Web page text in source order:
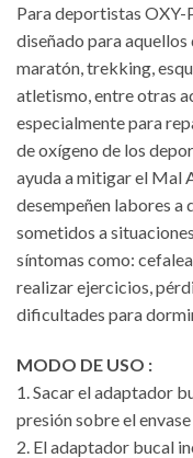
Para deportistas OXY-
diseñado para
maratón, trekking,
atletismo, entre otras
especialmente para
de oxígeno de los
ayuda a mitigar el Mal
desempeñen labores a
sometidos a
síntomas como:
realizar ejercicios,
dificultades para
MODO DE USO :
1. Sacar el adaptador
presión sobre el
2. El adaptador bucal